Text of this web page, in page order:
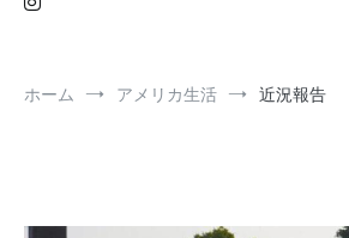
ホーム アメリカ生活 近況報告